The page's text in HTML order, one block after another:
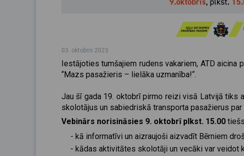
03. oktobris 2023
Iestājoties tumšajiem rudens vakariem, ATD aicina
“Mazs pasažieris – lielāka uzmanība!“.
Jau šī gada 19. oktobrī pirmo reizi visā Latvijā tiks
skolotājus un sabiedriskā transporta pasažierus
Vebinārs norisināsies 9. oktobrī plkst. 15.00
- kā informatīvi un aizraujoši aizvadīt Bērniem
- kādas aktivitātes skolotāji un vecāki var veidot